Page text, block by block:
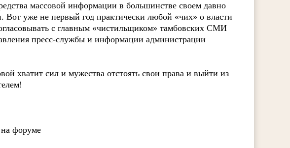
массовой информации в большинстве своем давно
Вот уже не первый год практически любой «чих» о власти
с главным «чистильщиком» тамбовских СМИ
пресс-службы и информации администрации
хватит сил и мужества отстоять свои права и выйти из
форуме